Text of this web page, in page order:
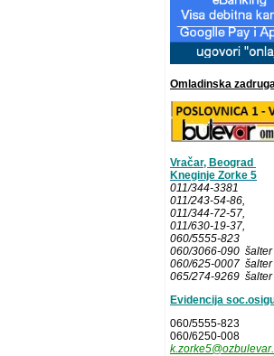
Omladinska
Vračar, Beograd
Kneginje Zorke 5
011/344-3381
011/243-54-86
011/344-72-57,
011/630-19-37,
060/5555-823
060/3066-090 šalter
060/625-0007 šalter
065/274-9269 šalter
Evidencija
060/5555-823
060/6250-008